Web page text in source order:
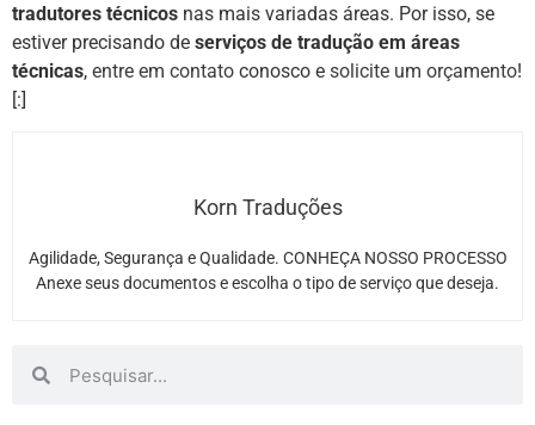
tradutores técnicos nas mais variadas áreas. Por isso, se
estiver precisando de serviços de tradução em áreas
técnicas, entre em contato conosco e solicite um orçamento!
[:]
Korn Traduções
Agilidade, Segurança e Qualidade. CONHEÇA NOSSO PROCESSO
Anexe seus documentos e escolha o tipo de serviço que deseja.